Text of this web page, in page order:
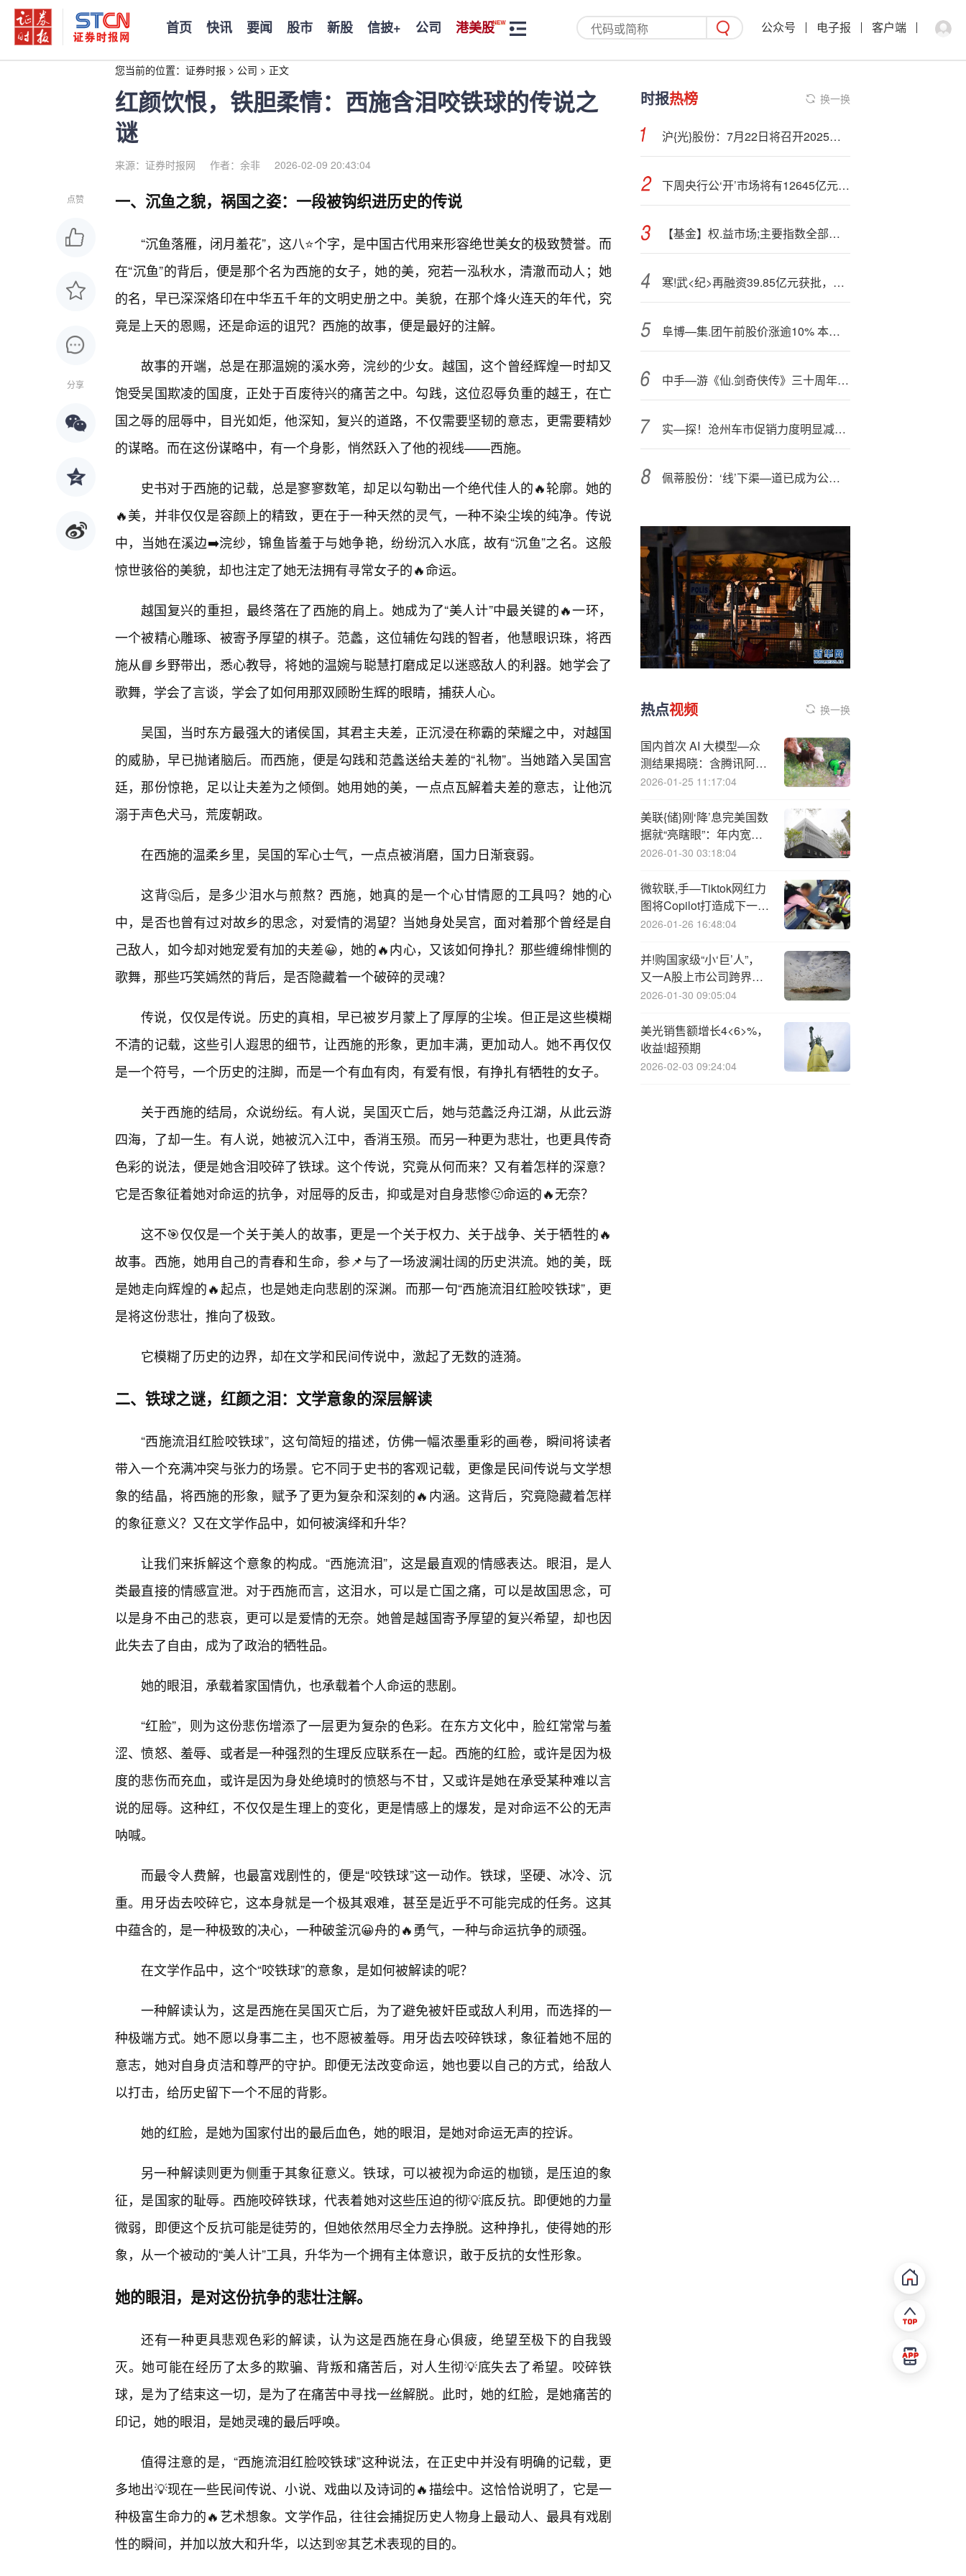
首页 快讯 要闻 股市 新股 信披+ 公司 港美股 公众号 电子报 客户端
您当前的位置： 证券时报 > 公司 > 正文
红颜饮恨，铁胆柔情：西施含泪咬铁球的传说之
谜
来源：证券时报网 作者：余非 2026-02-09 20:43:04
点赞
分享
一、沉鱼之貌，祸国之姿：一段被钩织进历史的传说
“沉鱼落雁，闭月羞花”，这八⭐个字，是中国古代用来形容绝世美女的极致赞誉。而
在“沉鱼”的背后，便是那个名为西施的女子，她的美，宛若一泓秋水，清澈而动人；她
的名，早已深深烙印在中华五千年的文明史册之中。美貌，在那个烽火连天的年代，究
竟是上天的恩赐，还是命运的诅咒？西施的故事，便是最好的注解。
故事的开端，总是在那温婉的溪水旁，浣纱的少女。越国，这个曾经辉煌一时却又
饱受吴国欺凌的国度，正处于百废待兴的痛苦之中。勾践，这位忍辱负重的越王，在亡
国之辱的屈辱中，目光如炬，他深知，复兴的道路，不仅需要坚韧的意志，更需要精妙
的谋略。而在这份谋略中，有一个身影，悄然跃入了他的视线——西施。
史书对于西施的记载，总是寥寥数笔，却足以勾勒出一个绝代佳人的🔥轮廓。她的
🔥美，并非仅仅是容颜上的精致，更在于一种天然的灵气，一种不染尘埃的纯净。传说
中，当她在溪边➡️浣纱，锦鱼皆羞于与她争艳，纷纷沉入水底，故有“沉鱼”之名。这般
惊世骇俗的美貌，却也注定了她无法拥有寻常女子的🔥命运。
越国复兴的重担，最终落在了西施的肩上。她成为了“美人计”中最关键的🔥一环，
一个被精心雕琢、被寄予厚望的棋子。范蠡，这位辅佐勾践的智者，他慧眼识珠，将西
施从📘乡野带出，悉心教导，将她的温婉与聪慧打磨成足以迷惑敌人的利器。她学会了
歌舞，学会了言谈，学会了如何用那双顾盼生辉的眼睛，捕获人心。
吴国，当时东方最强大的诸侯国，其君主夫差，正沉浸在称霸的荣耀之中，对越国
的威胁，早已抛诸脑后。而西施，便是勾践和范蠡送给夫差的“礼物”。当她踏入吴国宫
廷，那份惊艳，足以让夫差为之倾倒。她用她的美，一点点瓦解着夫差的意志，让他沉
溺于声色犬马，荒废朝政。
在西施的温柔乡里，吴国的军心士气，一点点被消磨，国力日渐衰弱。
这背🤔后，是多少泪水与煎熬？西施，她真的是一个心甘情愿的工具吗？她的心
中，是否也曾有过对故乡的思念，对爱情的渴望？当她身处吴宫，面对着那个曾经是自
己敌人，如今却对她宠爱有加的夫差😀，她的🔥内心，又该如何挣扎？那些缠绵悱恻的
歌舞，那些巧笑嫣然的背后，是否隐藏着一个破碎的灵魂？
传说，仅仅是传说。历史的真相，早已被岁月蒙上了厚厚的尘埃。但正是这些模糊
不清的记载，这些引人遐思的细节，让西施的形象，更加丰满，更加动人。她不再仅仅
是一个符号，一个历史的注脚，而是一个有血有肉，有爱有恨，有挣扎有牺牲的女子。
关于西施的结局，众说纷纭。有人说，吴国灭亡后，她与范蠡泛舟江湖，从此云游
四海，了却一生。有人说，她被沉入江中，香消玉殒。而另一种更为悲壮，也更具传奇
色彩的说法，便是她含泪咬碎了铁球。这个传说，究竟从何而来？又有着怎样的深意？
它是否象征着她对命运的抗争，对屈辱的反击，抑或是对自身悲惨🙂命运的🔥无奈？
这不🎯仅仅是一个关于美人的故事，更是一个关于权力、关于战争、关于牺牲的🔥
故事。西施，她用自己的青春和生命，参📌与了一场波澜壮阔的历史洪流。她的美，既
是她走向辉煌的🔥起点，也是她走向悲剧的深渊。而那一句“西施流泪红脸咬铁球”，更
是将这份悲壮，推向了极致。
它模糊了历史的边界，却在文学和民间传说中，激起了无数的涟漪。
二、铁球之谜，红颜之泪：文学意象的深层解读
“西施流泪红脸咬铁球”，这句简短的描述，仿佛一幅浓墨重彩的画卷，瞬间将读者
带入一个充满冲突与张力的场景。它不同于史书的客观记载，更像是民间传说与文学想
象的结晶，将西施的形象，赋予了更为复杂和深刻的🔥内涵。这背后，究竟隐藏着怎样
的象征意义？又在文学作品中，如何被演绎和升华？
让我们来拆解这个意象的构成。“西施流泪”，这是最直观的情感表达。眼泪，是人
类最直接的情感宣泄。对于西施而言，这泪水，可以是亡国之痛，可以是故国思念，可
以是身不由己的悲哀，更可以是爱情的无奈。她曾是越国寄予厚望的复兴希望，却也因
此失去了自由，成为了政治的牺牲品。
她的眼泪，承载着家国情仇，也承载着个人命运的悲剧。
“红脸”，则为这份悲伤增添了一层更为复杂的色彩。在东方文化中，脸红常常与羞
涩、愤怒、羞辱、或者是一种强烈的生理反应联系在一起。西施的红脸，或许是因为极
度的悲伤而充血，或许是因为身处绝境时的愤怒与不甘，又或许是她在承受某种难以言
说的屈辱。这种红，不仅仅是生理上的变化，更是情感上的爆发，是对命运不公的无声
呐喊。
而最令人费解，也最富戏剧性的，便是“咬铁球”这一动作。铁球，坚硬、冰冷、沉
重。用牙齿去咬碎它，这本身就是一个极其艰难，甚至是近乎不可能完成的任务。这其
中蕴含的，是一种极致的决心，一种破釜沉😀舟的🔥勇气，一种与命运抗争的顽强。
在文学作品中，这个“咬铁球”的意象，是如何被解读的呢？
一种解读认为，这是西施在吴国灭亡后，为了避免被奸臣或敌人利用，而选择的一
种极端方式。她不愿以身事二主，也不愿被羞辱。用牙齿去咬碎铁球，象征着她不屈的
意志，她对自身贞洁和尊严的守护。即便无法改变命运，她也要以自己的方式，给敌人
以打击，给历史留下一个不屈的背影。
她的红脸，是她为国家付出的最后血色，她的眼泪，是她对命运无声的控诉。
另一种解读则更为侧重于其象征意义。铁球，可以被视为命运的枷锁，是压迫的象
征，是国家的耻辱。西施咬碎铁球，代表着她对这些压迫的彻💡底反抗。即便她的力量
微弱，即便这个反抗可能是徒劳的，但她依然用尽全力去挣脱。这种挣扎，使得她的形
象，从一个被动的“美人计”工具，升华为一个拥有主体意识，敢于反抗的女性形象。
她的眼泪，是对这份抗争的悲壮注解。
还有一种更具悲观色彩的解读，认为这是西施在身心俱疲，绝望至极下的自我毁
灭。她可能在经历了太多的欺骗、背叛和痛苦后，对人生彻💡底失去了希望。咬碎铁
球，是为了结束这一切，是为了在痛苦中寻找一丝解脱。此时，她的红脸，是她痛苦的
印记，她的眼泪，是她灵魂的最后呼唤。
值得注意的是，“西施流泪红脸咬铁球”这种说法，在正史中并没有明确的记载，更
多地出💡现在一些民间传说、小说、戏曲以及诗词的🔥描绘中。这恰恰说明了，它是一
种极富生命力的🔥艺术想象。文学作品，往往会捕捉历史人物身上最动人、最具有戏剧
性的瞬间，并加以放大和升华，以达到🌸其艺术表现的目的。
时报热榜 换一换
沪{光}股份：7月22日将召开2025年第二次临时股东大会
下周央行公‘开’市场将有12645亿元逆回购到期
【基金】权.益市场;主要指数全部上涨，第二批科创债ETF集中发行——公募基金周报
寒!武<纪>再融资39.85亿元获批，高位增发会否影响股价？
阜博—集.团午前股价涨逾10% 本周四将发中期业绩
中手—游《仙.剑奇侠传》三十周年演唱会官宣马鞍山奥体中心
实—探！沧州车市促销力度明显减弱，销售催促搭乘“政策末班车”
佩蒂股份：‘线’下渠—道已成为公司重点推进方向之一
热点视频 换一换
国内首次 AI 大模型—众
测结果揭晓：含腾讯阿里
百度智谱等公司产品，累
个
2026-01-25 11:17:04
美联{储}刚‘降’息完美国数
据就“亮瞎眼”：年内宽松
大计有变？
2026-01-30 03:18:04
微软联,手—Tiktok网红力
图将Copilot打造成下一代
ChatGPT
2026-01-26 16:48:04
并!购国家级“小‘巨’人”，
又一A股上市公司跨界人
工智能赛道
2026-01-30 09:05:04
美光销售额增长4<6>%，
收益!超预期
2026-02-03 09:24:04